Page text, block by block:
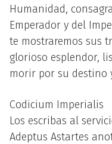
Humanidad,
Emperador y del
te mostraremos sus
glorioso esplendor,
morir por su destino
Codicium Imperialis
Los escribas al
Adeptus Astartes